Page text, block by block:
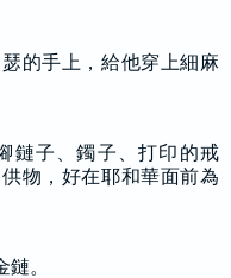
的手上，給他穿上細麻
鏈子、鐲子、打印的戒
物，好在耶和華面前為
。